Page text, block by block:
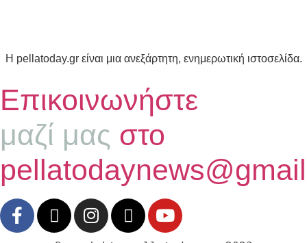
Η pellatoday.gr είναι μια ανεξάρτητη, ενημερωτική ιστοσελίδα.
Επικοινωνήστε
μαζί μας στο